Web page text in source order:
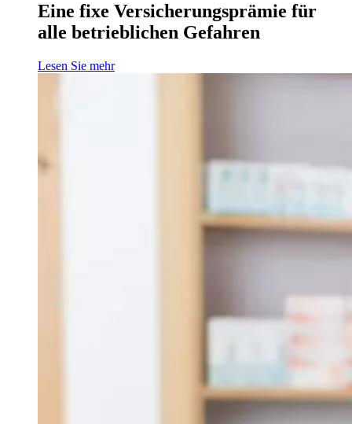
Eine fixe Versicherungsprämie für
alle betrieblichen Gefahren
Lesen Sie mehr